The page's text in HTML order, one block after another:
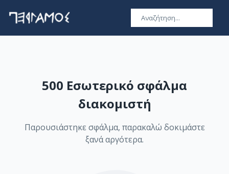
500 Εσωτερικό σφάλμα
διακομιστή
Παρουσιάστηκε σφάλμα, παρακαλώ δοκιμάστε
ξανά αργότερα.